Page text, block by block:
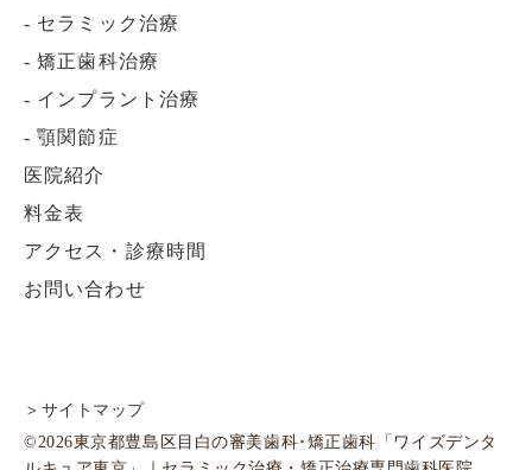
- セラミック治療
-矯正歯科治療
- インプラント治療
-顎関節症
医院紹介
料金表
アクセス・診療時間
お問い合わせ
＞サイトマップ
©2026東京都豊島区目白の審美歯科･矯正歯科「ワイズデンタ